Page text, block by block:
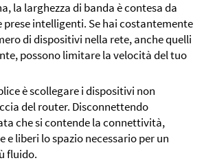
la larghezza di banda è contesa da
intelligenti. Se hai costantemente
di dispositivi nella rete, anche quelli
possono limitare la velocità del tuo
è scollegare i dispositivi non
del router. Disconnettendo
che si contende la connettività,
e liberi lo spazio necessario per un
fluido.